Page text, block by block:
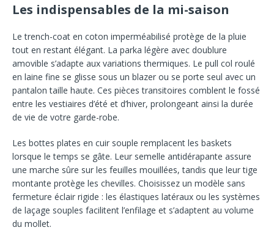
Les indispensables de la mi-saison
Le trench-coat en coton imperméabilisé protège de la pluie
tout en restant élégant. La parka légère avec doublure
amovible s’adapte aux variations thermiques. Le pull col roulé
en laine fine se glisse sous un blazer ou se porte seul avec un
pantalon taille haute. Ces pièces transitoires comblent le fossé
entre les vestiaires d’été et d’hiver, prolongeant ainsi la durée
de vie de votre garde-robe.
Les bottes plates en cuir souple remplacent les baskets
lorsque le temps se gâte. Leur semelle antidérapante assure
une marche sûre sur les feuilles mouillées, tandis que leur tige
montante protège les chevilles. Choisissez un modèle sans
fermeture éclair rigide : les élastiques latéraux ou les systèmes
de laçage souples facilitent l’enfilage et s’adaptent au volume
du mollet.